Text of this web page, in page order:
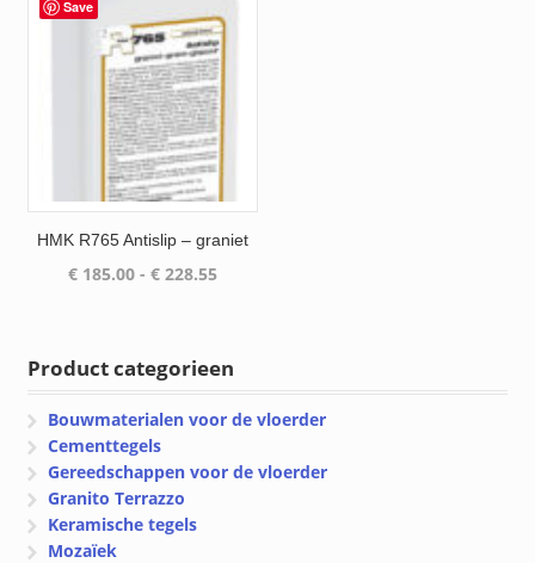
Save
HMK R765 Antislip – graniet
€185.00 - €228.55Prijsklasse:
Product categorieen
Bouwmaterialen voor de vloerder
Cementtegels
Gereedschappen voor de vloerder
Granito Terrazzo
Keramische tegels
Mozaïek